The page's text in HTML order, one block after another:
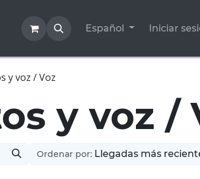
Español Iniciar
y voz / Voz
y voz /
Ordenar por: Llegadas más